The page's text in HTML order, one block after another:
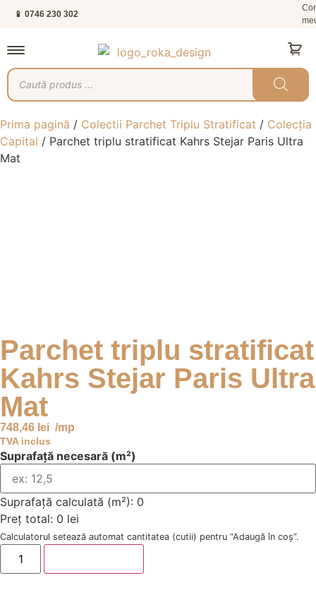
📱 0746 230 302
Prima pagină / Colectii Parchet Triplu Stratificat / Colecția
Capital / Parchet triplu stratificat Kahrs Stejar Paris Ultra
Mat
Parchet triplu stratificat
Kahrs Stejar Paris Ultra
Mat
748,46 lei /mp
TVA inclus
Suprafață necesară (m²)
Suprafață calculată (m²): 0
Preț total: 0 lei
Calculatorul setează automat cantitatea (cutii) pentru “Adaugă în coș”.